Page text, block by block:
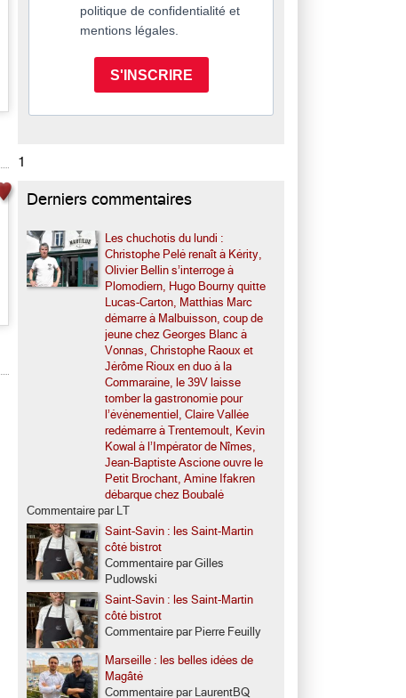
politique de confidentialité et
mentions légales.
S'INSCRIRE
1
Derniers commentaires
Les chuchotis du lundi :
Christophe Pelé renaît à Kérity,
Olivier Bellin s’interroge à
Plomodiern, Hugo Bourny quitte
Lucas-Carton, Matthias Marc
démarre à Malbuisson, coup de
jeune chez Georges Blanc à
Vonnas, Christophe Raoux et
Jérôme Rioux en duo à la
Commaraine, le 39V laisse
tomber la gastronomie pour
l’événementiel, Claire Vallée
redémarre à Trentemoult, Kevin
Kowal à l’Impérator de Nîmes,
Jean-Baptiste Ascione ouvre le
Petit Brochant, Amine Ifakren
débarque chez Boubalé
Commentaire par LT
Saint-Savin : les Saint-Martin
côté bistrot
Commentaire par Gilles
Pudlowski
Saint-Savin : les Saint-Martin
côté bistrot
Commentaire par Pierre Feuilly
Marseille : les belles idées de
Magâté
Commentaire par LaurentBQ